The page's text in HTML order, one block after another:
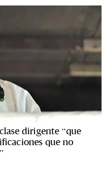
dirigente “que
que no